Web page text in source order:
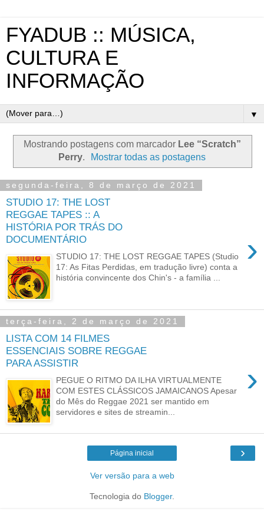
FYADUB :: MÚSICA,
CULTURA E
INFORMAÇÃO
▼
Mostrando postagens com marcador Lee “Scratch”
Perry. Mostrar todas as postagens
segunda-feira, 8 de março de 2021
STUDIO 17: THE LOST
REGGAE TAPES :: A
HISTÓRIA POR TRÁS DO
DOCUMENTÁRIO
›
STUDIO 17: THE LOST REGGAE TAPES (Studio
17: As Fitas Perdidas, em tradução livre) conta a
história convincente dos Chin's - a família ...
terça-feira, 2 de março de 2021
LISTA COM 14 FILMES
ESSENCIAIS SOBRE REGGAE
PARA ASSISTIR
›
PEGUE O RITMO DA ILHA VIRTUALMENTE
COM ESTES CLÁSSICOS JAMAICANOS Apesar
do Mês do Reggae 2021 ser mantido em
servidores e sites de streamin...
›
Página inicial
Ver versão para a web
Tecnologia do Blogger.